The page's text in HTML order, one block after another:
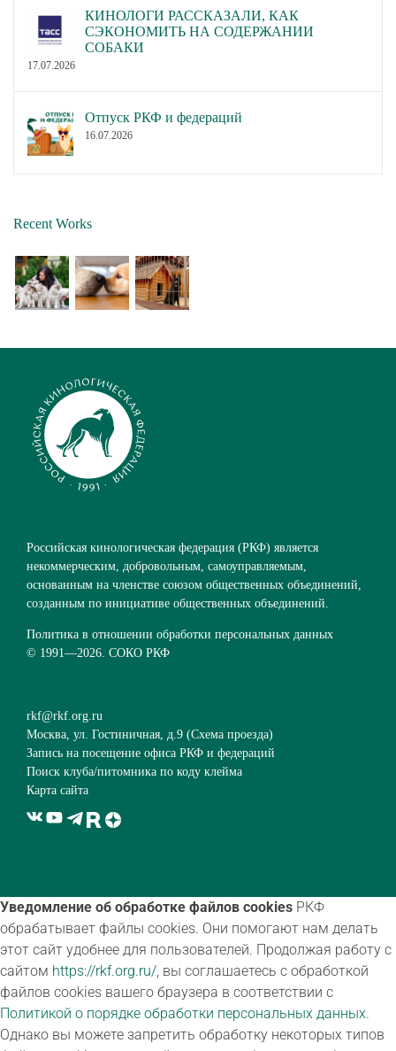
КИНОЛОГИ РАССКАЗАЛИ, КАК
СЭКОНОМИТЬ НА СОДЕРЖАНИИ
СОБАКИ
17.07.2026
Отпуск РКФ и федераций
16.07.2026
Recent Works
Российская кинологическая федерация (РКФ) является
некоммерческим, добровольным, самоуправляемым,
основанным на членстве союзом общественных объединений,
созданным по инициативе общественных объединений.
Политика в отношении обработки персональных данных
© 1991—2026. СОКО РКФ
rkf@rkf.org.ru
Москва, ул. Гостиничная, д.9 (Схема проезда)
Запись на посещение офиса РКФ и федераций
Поиск клуба/питомника по коду клейма
Карта сайта
Уведомление об обработке файлов cookies РКФ
обрабатывает файлы cookies. Они помогают нам делать
этот сайт удобнее для пользователей. Продолжая работу с
сайтом https://rkf.org.ru/ , вы соглашаетесь с обработкой
файлов cookies вашего браузера в соответствии с
Политикой о порядке обработки персональных данных.
Однако вы можете запретить обработку некоторых типов